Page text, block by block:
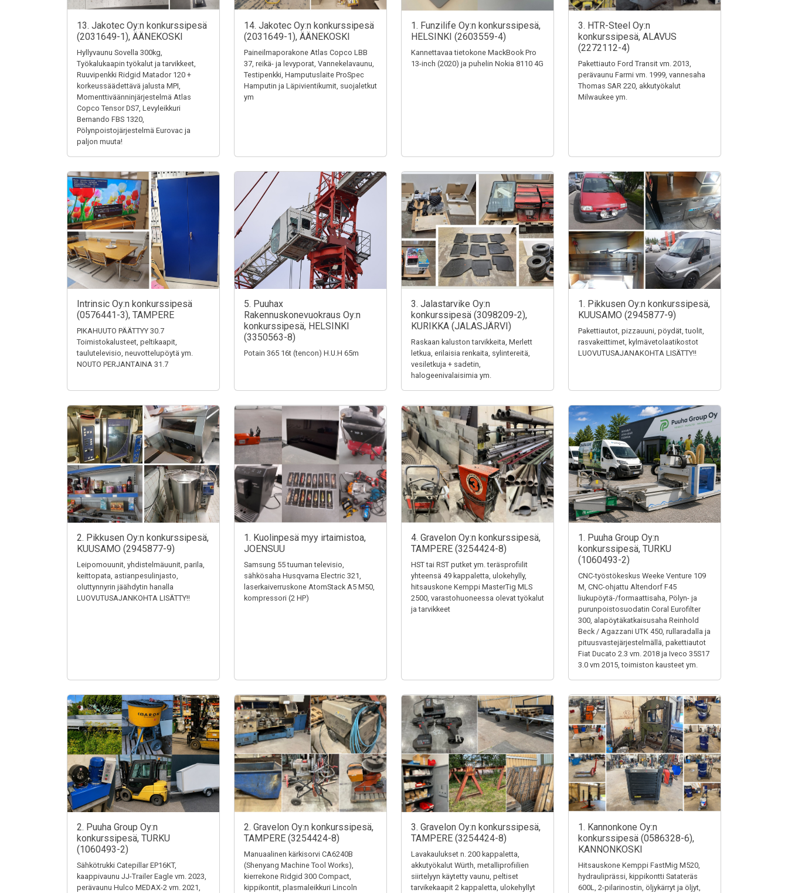
13. Jakotec Oy:n konkurssipesä
(2031649-1), ÄÄNEKOSKI
Hyllyvaunu Sovella 300kg,
Työkalukaapin työkalut ja tarvikkeet,
Ruuvipenkki Ridgid Matador 120 +
korkeussäädettävä jalusta MPI,
Momenttiväänninjärjestelmä Atlas
Copco Tensor DS7, Levyleikkuri
Bernando FBS 1320,
Pölynpoistojärjestelmä Eurovac ja
paljon muuta!
14. Jakotec Oy:n konkurssipesä
(2031649-1), ÄÄNEKOSKI
Paineilmaporakone Atlas Copco LBB
37, reikä- ja levyporat, Vannekelavaunu,
Testipenkki, Hamputuslaite ProSpec
Hamputin ja Läpivientikumit, suojaletkut
ym
1. Funzilife Oy:n konkurssipesä,
HELSINKI (2603559-4)
Kannettavaa tietokone MackBook Pro
13-inch (2020) ja puhelin Nokia 8110 4G
3. HTR-Steel Oy:n
konkurssipesä, ALAVUS
(2272112-4)
Pakettiauto Ford Transit vm. 2013,
perävaunu Farmi vm. 1999, vannesaha
Thomas SAR 220, akkutyökalut
Milwaukee ym.
Intrinsic Oy:n konkurssipesä
(0576441-3), TAMPERE
PIKAHUUTO PÄÄTTYY 30.7
Toimistokalusteet, peltikaapit,
taulutelevisio, neuvottelupöytä ym.
NOUTO PERJANTAINA 31.7
5. Puuhax
Rakennuskonevuokraus Oy:n
konkurssipesä, HELSINKI
(3350563-8)
Potain 365 16t (tencon) H.U.H 65m
3. Jalastarvike Oy:n
konkurssipesä (3098209-2),
KURIKKA (JALASJÄRVI)
Raskaan kaluston tarvikkeita, Merlett
letkua, erilaisia renkaita, sylintereitä,
vesiletkuja + sadetin,
halogeenivalaisimia ym.
1. Pikkusen Oy:n konkurssipesä,
KUUSAMO (2945877-9)
Pakettiautot, pizzauuni, pöydät, tuolit,
rasvakeittimet, kylmävetolaatikostot
LUOVUTUSAJANAKOHTA LISÄTTY!!
2. Pikkusen Oy:n konkurssipesä,
KUUSAMO (2945877-9)
Leipomouunit, yhdistelmäuunit, parila,
keittopata, astianpesulinjasto,
oluttynnyrin jäähdytin hanalla
LUOVUTUSAJANKOHTA LISÄTTY!!
1. Kuolinpesä myy irtaimistoa,
JOENSUU
Samsung 55 tuuman televisio,
sähkösaha Husqvarna Electric 321,
laserkaiverruskone AtomStack A5 M50,
kompressori (2 HP)
4. Gravelon Oy:n konkurssipesä,
TAMPERE (3254424-8)
HST tai RST putket ym. teräsprofiilit
yhteensä 49 kappaletta, ulokehylly,
hitsauskone Kemppi MasterTig MLS
2500, varastohuoneessa olevat työkalut
ja tarvikkeet
1. Puuha Group Oy:n
konkurssipesä, TURKU
(1060493-2)
CNC-työstökeskus Weeke Venture 109
M, CNC-ohjattu Altendorf F45
liukupöytä-/formaattisaha, Pölyn- ja
purunpoistosuodatin Coral Eurofilter
300, alapöytäkatkaisusaha Reinhold
Beck / Agazzani UTK 450, rullaradalla ja
pituusvastejärjestelmällä, pakettiautot
Fiat Ducato 2.3 vm. 2018 ja Iveco 35S17
3.0 vm 2015, toimiston kausteet ym.
2. Puuha Group Oy:n
konkurssipesä, TURKU
(1060493-2)
Sähkötrukki Catepillar EP16KT,
kaappivaunu JJ-Trailer Eagle vm. 2023,
perävaunu Hulco MEDAX-2 vm. 2021,
2. Gravelon Oy:n konkurssipesä,
TAMPERE (3254424-8)
Manuaalinen kärkisorvi CA6240B
(Shenyang Machine Tool Works),
kierrekone Ridgid 300 Compact,
kippikontit, plasmaleikkuri Lincoln
3. Gravelon Oy:n konkurssipesä,
TAMPERE (3254424-8)
Lavakaulukset n. 200 kappaletta,
akkutyökalut Würth, metalliprofiilien
siirtelyyn käytetty vaunu, peltiset
tarvikekaapit 2 kappaletta, ulokehyllyt
1. Kannonkone Oy:n
konkurssipesä (0586328-6),
KANNONKOSKI
Hitsauskone Kemppi FastMig M520,
hydrauliprässi, kippikontti Satateräs
600L, 2-pilarinostin, öljykärryt ja öljyt,